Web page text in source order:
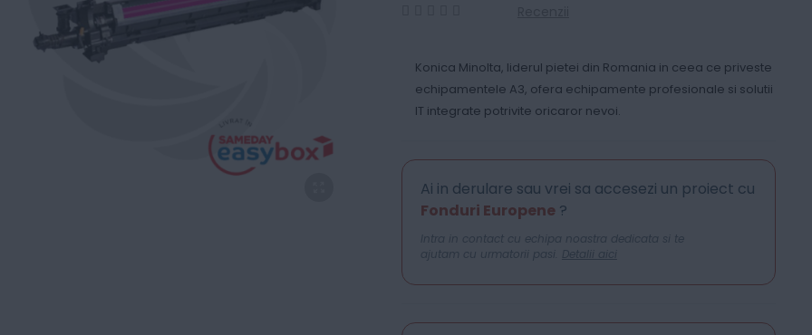
Konica Minolta, liderul pietei din Romania in ceea ce priveste
echipamentele A3, ofera echipamente profesionale si solutii
IT integrate potrivite oricaror nevoi.
Ai in derulare sau vrei sa accesezi un proiect cu
Fonduri Europene?
Intra in contact cu echipa noastra dedicata si te
ajutam cu urmatorii pasi. Detalii aici